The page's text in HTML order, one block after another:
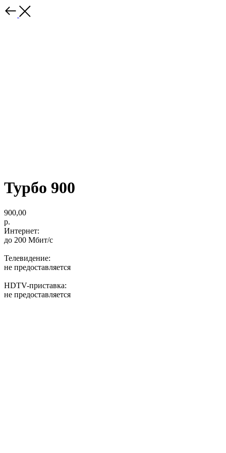
Турбо 900
900,00
р.
Интернет:
до 200 Мбит/с
Телевидение:
не предоставляется
HDTV-приставка:
не предоставляется